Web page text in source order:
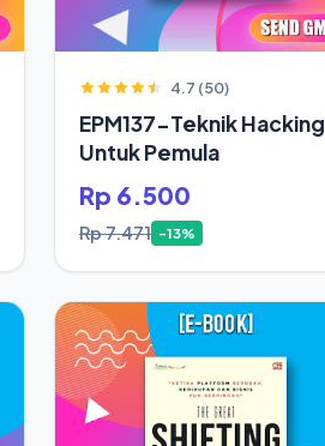
4.7 (50)
EPM137-Teknik Hacking
Untuk Pemula
Rp 6.500
Rp 7.471 -13%